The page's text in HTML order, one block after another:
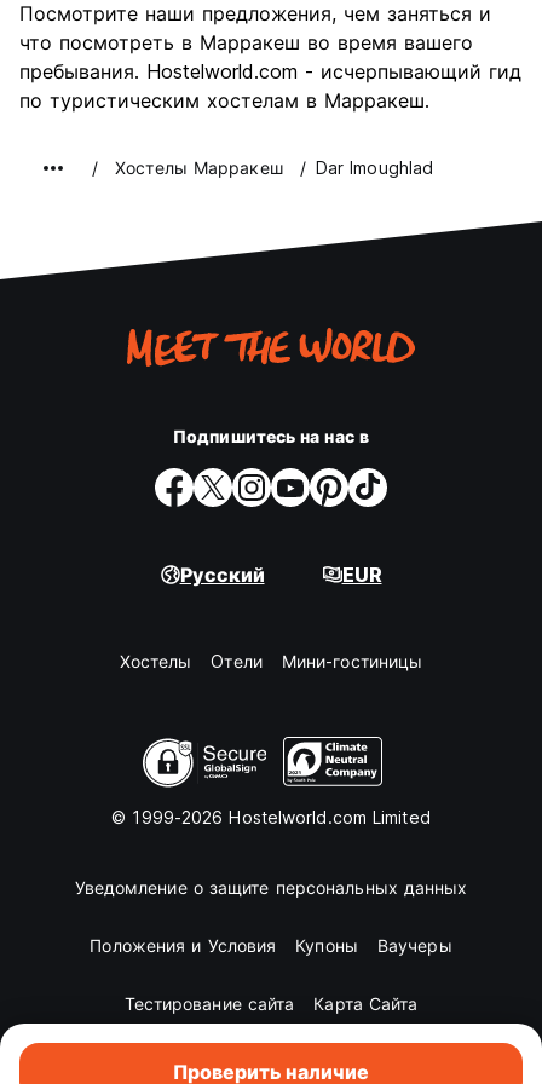
Проверить наличие
Посмотрите наши предложения, чем заняться и
что посмотреть в Марракеш во время вашего
пребывания. Hostelworld.com - исчерпывающий гид
по туристическим хостелам в Марракеш.
Хостелы Марракеш Dar Imoughlad
Подпишитесь на нас в
Русский EUR
Хостелы Oтели Мини-гостиницы
© 1999-2026 Hostelworld.com Limited
Уведомление о защите персональных данных
Положения и Условия Купоны Ваучеры
Тестирование сайта Карта Сайта